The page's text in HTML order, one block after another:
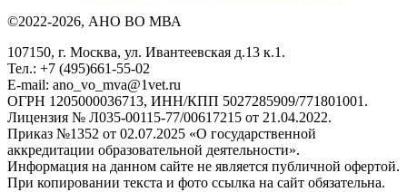
©2022-2026, АНО ВО МВА
107150, г. Москва, ул. Ивантеевская д.13 к.1.
Тел.: +7 (495)661-55-02
E-mail: ano_vo_mva@1vet.ru
ОГРН 1205000036713, ИНН/КПП 5027285909/771801001.
Лицензия № Л035-00115-77/00617215 от 21.04.2022.
Приказ №1352 от 02.07.2025 «О государственной
аккредитации образовательной деятельности».
Информация на данном сайте не является публичной офертой.
При копировании текста и фото ссылка на сайт обязательна.